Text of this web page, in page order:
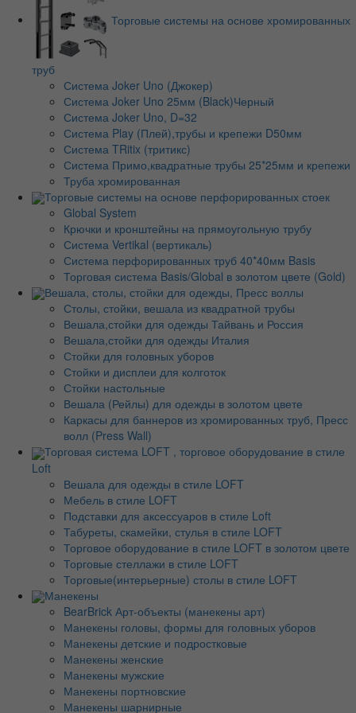
Торговые системы на основе хромированных
труб
Система Joker Uno (Джокер)
Система Joker Uno 25мм (Black)Черный
Система Joker Uno, D=32
Система Play (Плей),трубы и крепежи D50мм
Система TRitix (тритикс)
Система Примо,квадратные трубы 25*25мм и крепежи
Труба хромированная
Торговые системы на основе перфорированных стоек
Global System
Крючки и кронштейны на прямоугольную трубу
Система Vertikal (вертикаль)
Система перфорированных труб 40*40мм Basis
Торговая система Basis/Global в золотом цвете (Gold)
Вешала, столы, стойки для одежды, Пресс воллы
Столы, стойки, вешала из квадратной трубы
Вешала,стойки для одежды Тайвань и Россия
Вешала,стойки для одежды Италия
Стойки для головных уборов
Стойки и дисплеи для колготок
Стойки настольные
Вешала (Рейлы) для одежды в золотом цвете
Каркасы для баннеров из хромированных труб, Пресс
волл (Press Wall)
Торговая система LOFT , торговое оборудование в стиле
Loft
Вешала для одежды в стиле LOFT
Мебель в стиле LOFT
Подставки для аксессуаров в стиле Loft
Табуреты, скамейки, стулья в стиле LOFT
Торговое оборудование в стиле LOFT в золотом цвете
Торговые стеллажи в стиле LOFT
Торговые(интерьерные) столы в стиле LOFT
Манекены
BearBrick Арт-объекты (манекены арт)
Манекены головы, формы для головных уборов
Манекены детские и подростковые
Манекены женские
Манекены мужские
Манекены портновские
Манекены шарнирные